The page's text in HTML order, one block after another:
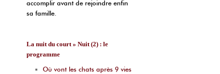
accomplir avant de rejoindre enfin
sa famille.
La nuit du court » Nuit (2) : le
programme
Où vont les chats après 9 vies